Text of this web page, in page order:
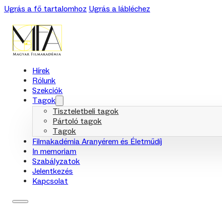
Ugrás a fő tartalomhoz Ugrás a lábléchez
Hírek
Rólunk
Szekciók
Tagok
Tiszteletbeli tagok
Pártoló tagok
Tagok
Filmakadémia Aranyérem és Életműdíj
In memoriam
Szabályzatok
Jelentkezés
Kapcsolat